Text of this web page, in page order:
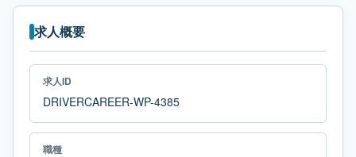
求人概要
求人ID
DRIVERCAREER-WP-4385
職種